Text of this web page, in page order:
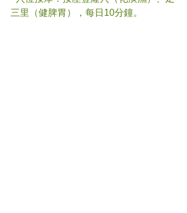
三里（健脾胃），每日10分鐘。